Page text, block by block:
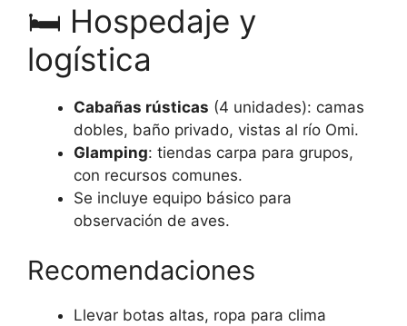
🛏 Hospedaje y
logística
Cabañas rústicas (4 unidades): camas
dobles, baño privado, vistas al río Omi.
Glamping: tiendas carpa para grupos,
con recursos comunes.
Se incluye equipo básico para
observación de aves.
Recomendaciones
Llevar botas altas, ropa para clima